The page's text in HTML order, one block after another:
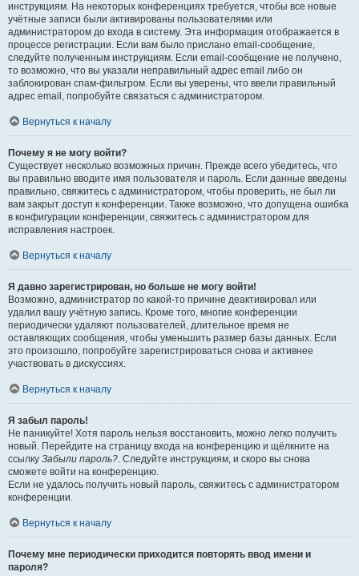
инструкциям. На некоторых конференциях требуется, чтобы все новые
учётные записи были активированы пользователями или
администратором до входа в систему. Эта информация отображается в
процессе регистрации. Если вам было прислано email-сообщение,
следуйте полученным инструкциям. Если email-сообщение не получено,
то возможно, что вы указали неправильный адрес email либо он
заблокирован спам-фильтром. Если вы уверены, что ввели правильный
адрес email, попробуйте связаться с администратором.
Вернуться к началу
Почему я не могу войти?
Существует несколько возможных причин. Прежде всего убедитесь, что
вы правильно вводите имя пользователя и пароль. Если данные введены
правильно, свяжитесь с администратором, чтобы проверить, не был ли
вам закрыт доступ к конференции. Также возможно, что допущена ошибка
в конфигурации конференции, свяжитесь с администратором для
исправления настроек.
Вернуться к началу
Я давно зарегистрирован, но больше не могу войти!
Возможно, администратор по какой-то причине деактивировал или
удалил вашу учётную запись. Кроме того, многие конференции
периодически удаляют пользователей, длительное время не
оставляющих сообщения, чтобы уменьшить размер базы данных. Если
это произошло, попробуйте зарегистрироваться снова и активнее
участвовать в дискуссиях.
Вернуться к началу
Я забыл пароль!
Не паникуйте! Хотя пароль нельзя восстановить, можно легко получить
новый. Перейдите на страницу входа на конференцию и щёлкните на
ссылку Забыли пароль?. Следуйте инструкциям, и скоро вы снова
сможете войти на конференцию.
Если не удалось получить новый пароль, свяжитесь с администратором
конференции.
Вернуться к началу
Почему мне периодически приходится повторять ввод имени и
пароля?